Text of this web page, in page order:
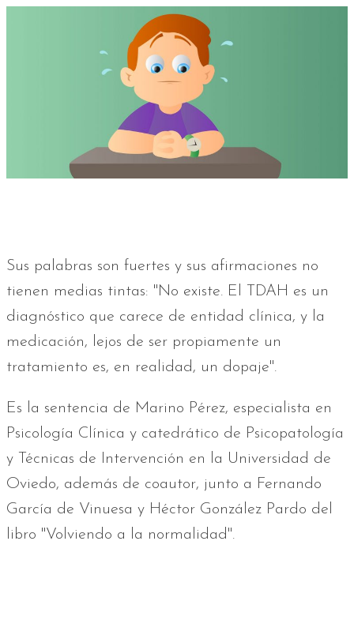
Sus palabras son fuertes y sus afirmaciones no
tienen medias tintas: "No existe. El TDAH es un
diagnóstico que carece de entidad clínica, y la
medicación, lejos de ser propiamente un
tratamiento es, en realidad, un dopaje".
Es la sentencia de Marino Pérez, especialista en
Psicología Clínica y catedrático de Psicopatología
y Técnicas de Intervención en la Universidad de
Oviedo, además de coautor, junto a Fernando
García de Vinuesa y Héctor González Pardo del
libro "Volviendo a la normalidad".